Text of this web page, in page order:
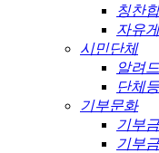
칭찬
자유
시민단체
알려
단체
기부문화
기부
기부